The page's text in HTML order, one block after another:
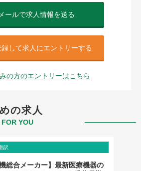
メールで求人情報を送る
して求人にエントリーする
の方のエントリーはこちら
の求人
YOU
訳
総合メーカー】最新医療機器の